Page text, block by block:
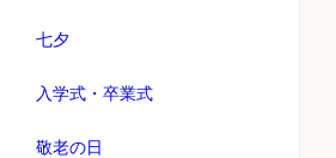
七夕
入学式・卒業式
敬老の日